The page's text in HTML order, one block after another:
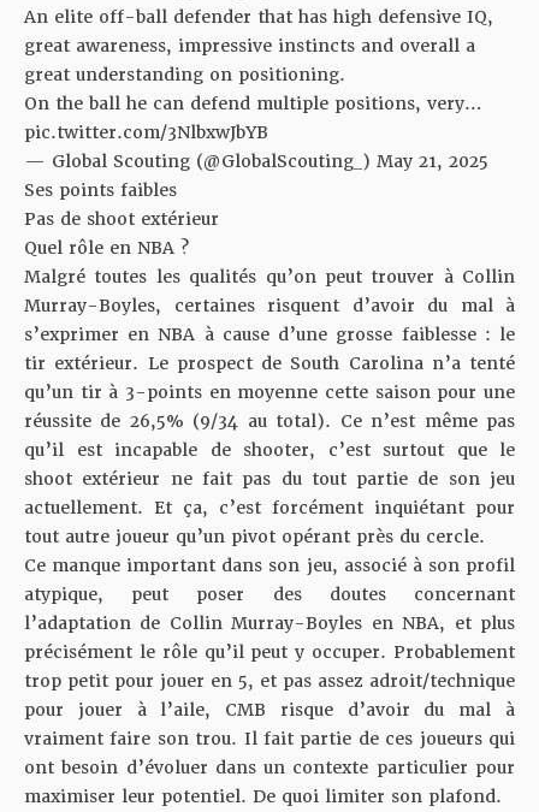
An elite off-ball defender that has high defensive IQ,
great awareness, impressive instincts and overall a
great understanding on positioning.
On the ball he can defend multiple positions, very…
pic.twitter.com/3NlbxwJbYB
— Global Scouting (@GlobalScouting_) May 21, 2025
Ses points faibles
Pas de shoot extérieur
Quel rôle en NBA ?
Malgré toutes les qualités qu’on peut trouver à Collin
Murray-Boyles, certaines risquent d’avoir du mal à
s’exprimer en NBA à cause d’une grosse faiblesse : le
tir extérieur. Le prospect de South Carolina n’a tenté
qu’un tir à 3-points en moyenne cette saison pour une
réussite de 26,5% (9/34 au total). Ce n’est même pas
qu’il est incapable de shooter, c’est surtout que le
shoot extérieur ne fait pas du tout partie de son jeu
actuellement. Et ça, c’est forcément inquiétant pour
tout autre joueur qu’un pivot opérant près du cercle.
Ce manque important dans son jeu, associé à son profil
atypique, peut poser des doutes concernant
l’adaptation de Collin Murray-Boyles en NBA, et plus
précisément le rôle qu’il peut y occuper. Probablement
trop petit pour jouer en 5, et pas assez adroit/technique
pour jouer à l’aile, CMB risque d’avoir du mal à
vraiment faire son trou. Il fait partie de ces joueurs qui
ont besoin d’évoluer dans un contexte particulier pour
maximiser leur potentiel. De quoi limiter son plafond.